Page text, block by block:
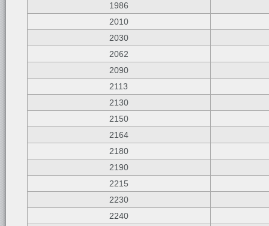
1986
2010
2030
2062
2090
2113
2130
2150
2164
2180
2190
2215
2230
2240